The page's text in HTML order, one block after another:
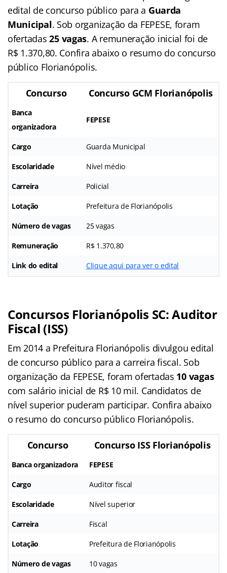
edital de concurso público para a Guarda
Municipal. Sob organização da FEPESE, foram
ofertadas25 vagas. A remuneração inicial foi de
R$ 1.370,80. Confira abaixo o resumo do concurso
público Florianópolis.
Concurso Concurso GCM Florianópolis
Banca
organizadora
FEPESE
Cargo Guarda Municipal
Escolaridade Nível médio
Carreira Policial
Lotação Prefeitura de Florianópolis
Número de vagas 25 vagas
Remuneração R$ 1.370,80
Link do edital Clique aqui para ver o edital
Concursos Florianópolis SC: Auditor
Fiscal (ISS)
Em 2014 a Prefeitura Florianópolis divulgou edital
de concurso público para a carreira fiscal. Sob
organização da FEPESE, foram ofertadas 10 vagas
com salário inicial de R$ 10 mil. Candidatos de
nível superior puderam participar. Confira abaixo
o resumo do concurso público Florianópolis.
Concurso Concurso ISS Florianópolis
Banca organizadora FEPESE
Cargo Auditor fiscal
Escolaridade Nível superior
Carreira Fiscal
Lotação Prefeitura de Florianópolis
Número de vagas 10 vagas